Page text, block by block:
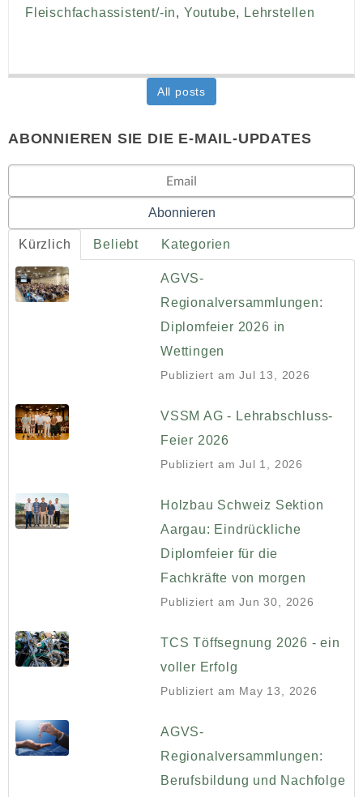
Fleischfachassistent/-in, Youtube, Lehrstellen
All posts
ABONNIEREN SIE DIE E-MAIL-UPDATES
Kürzlich Beliebt Kategorien
AGVS-
Regionalversammlungen:
Diplomfeier 2026 in
Wettingen
Publiziert am Jul 13, 2026
VSSM AG - Lehrabschluss-
Feier 2026
Publiziert am Jul 1, 2026
Holzbau Schweiz Sektion
Aargau: Eindrückliche
Diplomfeier für die
Fachkräfte von morgen
Publiziert am Jun 30, 2026
TCS Töffsegnung 2026 - ein
voller Erfolg
Publiziert am May 13, 2026
AGVS-
Regionalversammlungen:
Berufsbildung und Nachfolge